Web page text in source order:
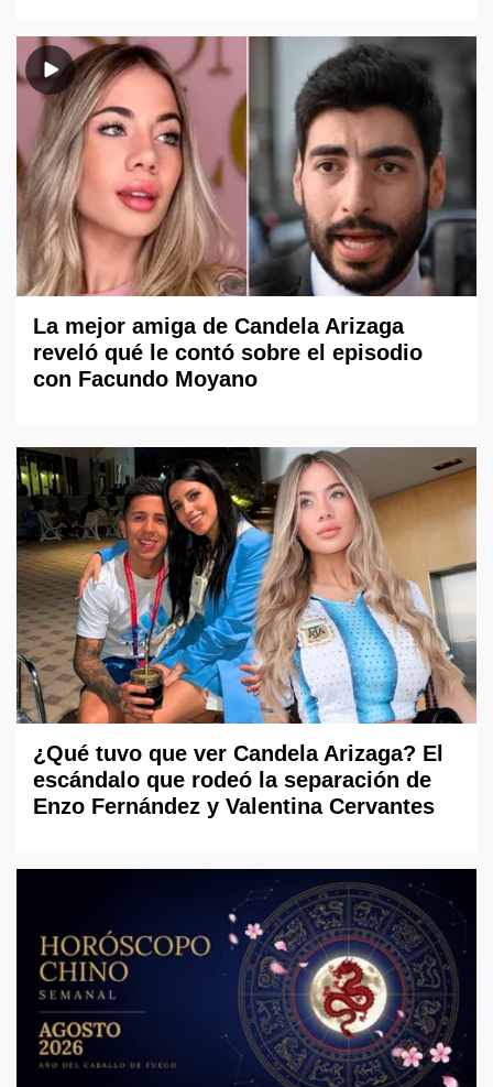
La mejor amiga de Candela Arizaga
reveló qué le contó sobre el episodio
con Facundo Moyano
¿Qué tuvo que ver Candela Arizaga? El
escándalo que rodeó la separación de
Enzo Fernández y Valentina Cervantes